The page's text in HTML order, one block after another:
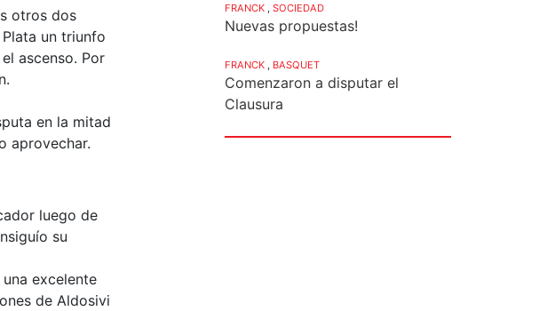
otros dos
un triunfo
ascenso. Por
en la mitad
aprovechar.
luego de
su
excelente
de Aldosivi
FRANCK SOCIEDAD
Nuevas propuestas!
FRANCK BASQUET
Comenzaron a disputar el
Clausura